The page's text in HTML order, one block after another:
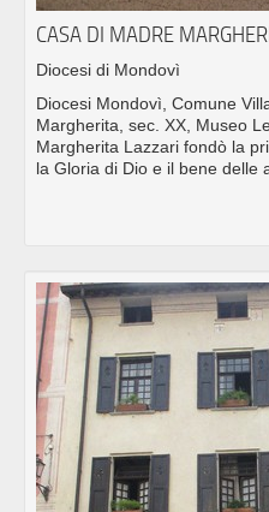
CASA DI MADRE
Diocesi di Mondovì
Diocesi Mondovì, Comune
Margherita, sec. XX, Museo
Margherita Lazzari fondò la
la Gloria di Dio e il bene delle